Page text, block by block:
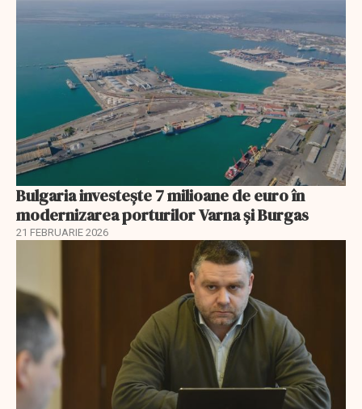
Bulgaria investește 7 milioane de euro în
modernizarea porturilor Varna și Burgas
21 FEBRUARIE 2026